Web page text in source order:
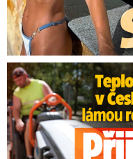
Teploty v Česku lámou